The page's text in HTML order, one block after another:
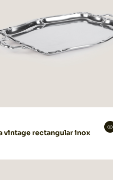
vintage rectangular inox